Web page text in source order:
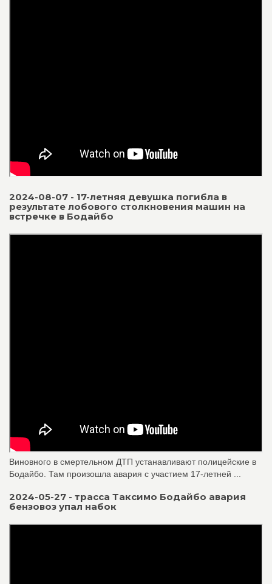
2024-08-07 - 17-летняя девушка погибла в
результате лобового столкновения машин на
встречке в Бодайбо
Виновного в смертельном ДТП устанавливают полицейские в
Бодайбо. Там произошла авария с участием 17-летней ...
2024-05-27 - трасса Таксимо Бодайбо авария
бензовоз упал набок